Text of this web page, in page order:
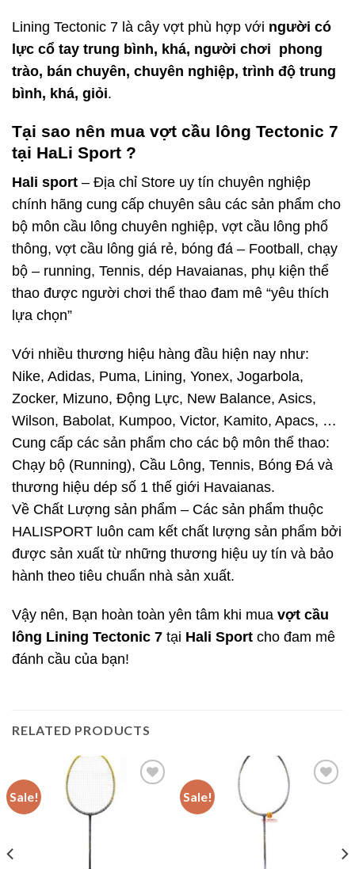
Lining Tectonic 7 là cây vợt phù hợp với người có
lực cổ tay trung bình, khá, người chơi phong
trào, bán chuyên, chuyên nghiệp, trình độ trung
bình, khá, giỏi.
Tại sao nên mua vợt cầu lông Tectonic 7
tại HaLi Sport ?
Hali sport – Địa chỉ Store uy tín chuyên nghiệp
chính hãng cung cấp chuyên sâu các sản phẩm cho
bộ môn cầu lông chuyên nghiệp, vợt cầu lông phổ
thông, vợt cầu lông giá rẻ, bóng đá – Football, chạy
bộ – running, Tennis, dép Havaianas, phụ kiện thể
thao được người chơi thể thao đam mê “yêu thích
lựa chọn”
Với nhiều thương hiệu hàng đầu hiện nay như:
Nike, Adidas, Puma, Lining, Yonex, Jogarbola,
Zocker, Mizuno, Động Lực, New Balance, Asics,
Wilson, Babolat, Kumpoo, Victor, Kamito, Apacs, …
Cung cấp các sản phẩm cho các bộ môn thể thao:
Chạy bộ (Running), Cầu Lông, Tennis, Bóng Đá và
thương hiệu dép số 1 thế giới Havaianas.
Về Chất Lượng sản phẩm – Các sản phẩm thuộc
HALISPORT luôn cam kết chất lượng sản phẩm bởi
được sản xuất từ những thương hiệu uy tín và bảo
hành theo tiêu chuẩn nhà sản xuất.
Vậy nên, Bạn hoàn toàn yên tâm khi mua vợt cầu
lông Lining Tectonic 7 tại Hali Sport cho đam mê
đánh cầu của bạn!
RELATED PRODUCTS
Sale! Sale!